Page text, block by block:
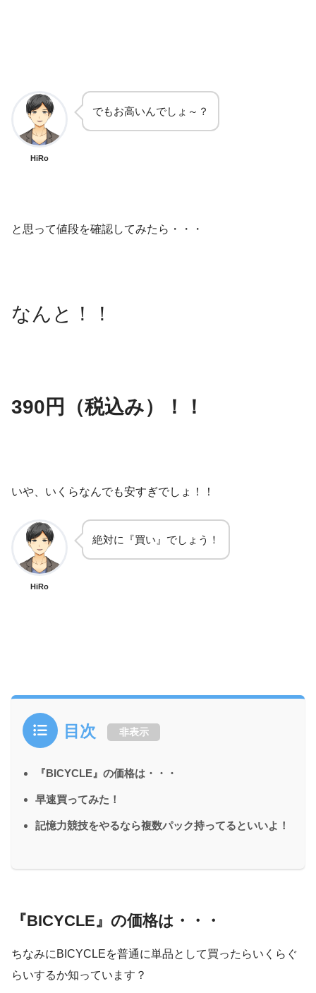
HiRo
でもお高いんでしょ～？
と思って値段を確認してみたら・・・
なんと！！
390円（税込み）！！
いや、いくらなんでも安すぎでしょ！！
HiRo
絶対に『買い』でしょう！
目次 非表示
『BICYCLE』の価格は・・・
早速買ってみた！
記憶力競技をやるなら複数パック持ってるといいよ！
『BICYCLE』の価格は・・・
ちなみにBICYCLEを普通に単品として買ったらいくらぐ
らいするか知っています？